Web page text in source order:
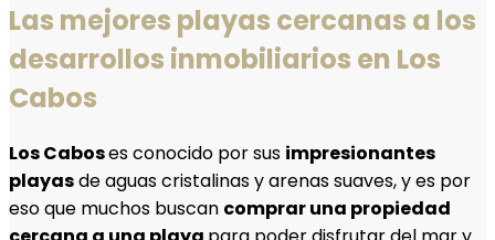
Las mejores playas cercanas a los
desarrollos inmobiliarios en Los
Cabos
Los Caboses conocido por sus impresionantes
playasde aguas cristalinas y arenas suaves, y es por
eso que muchos buscan comprar una propiedad